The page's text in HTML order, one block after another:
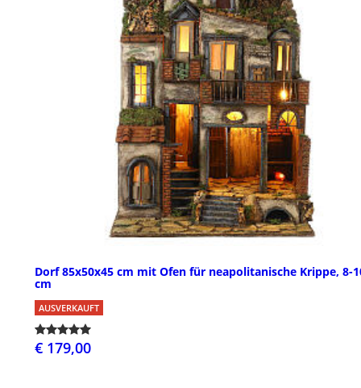
Dorf 85x50x45 cm mit Ofen für neapolitanische Krippe, 8-
cm
AUSVERKAUFT
€ 179,00